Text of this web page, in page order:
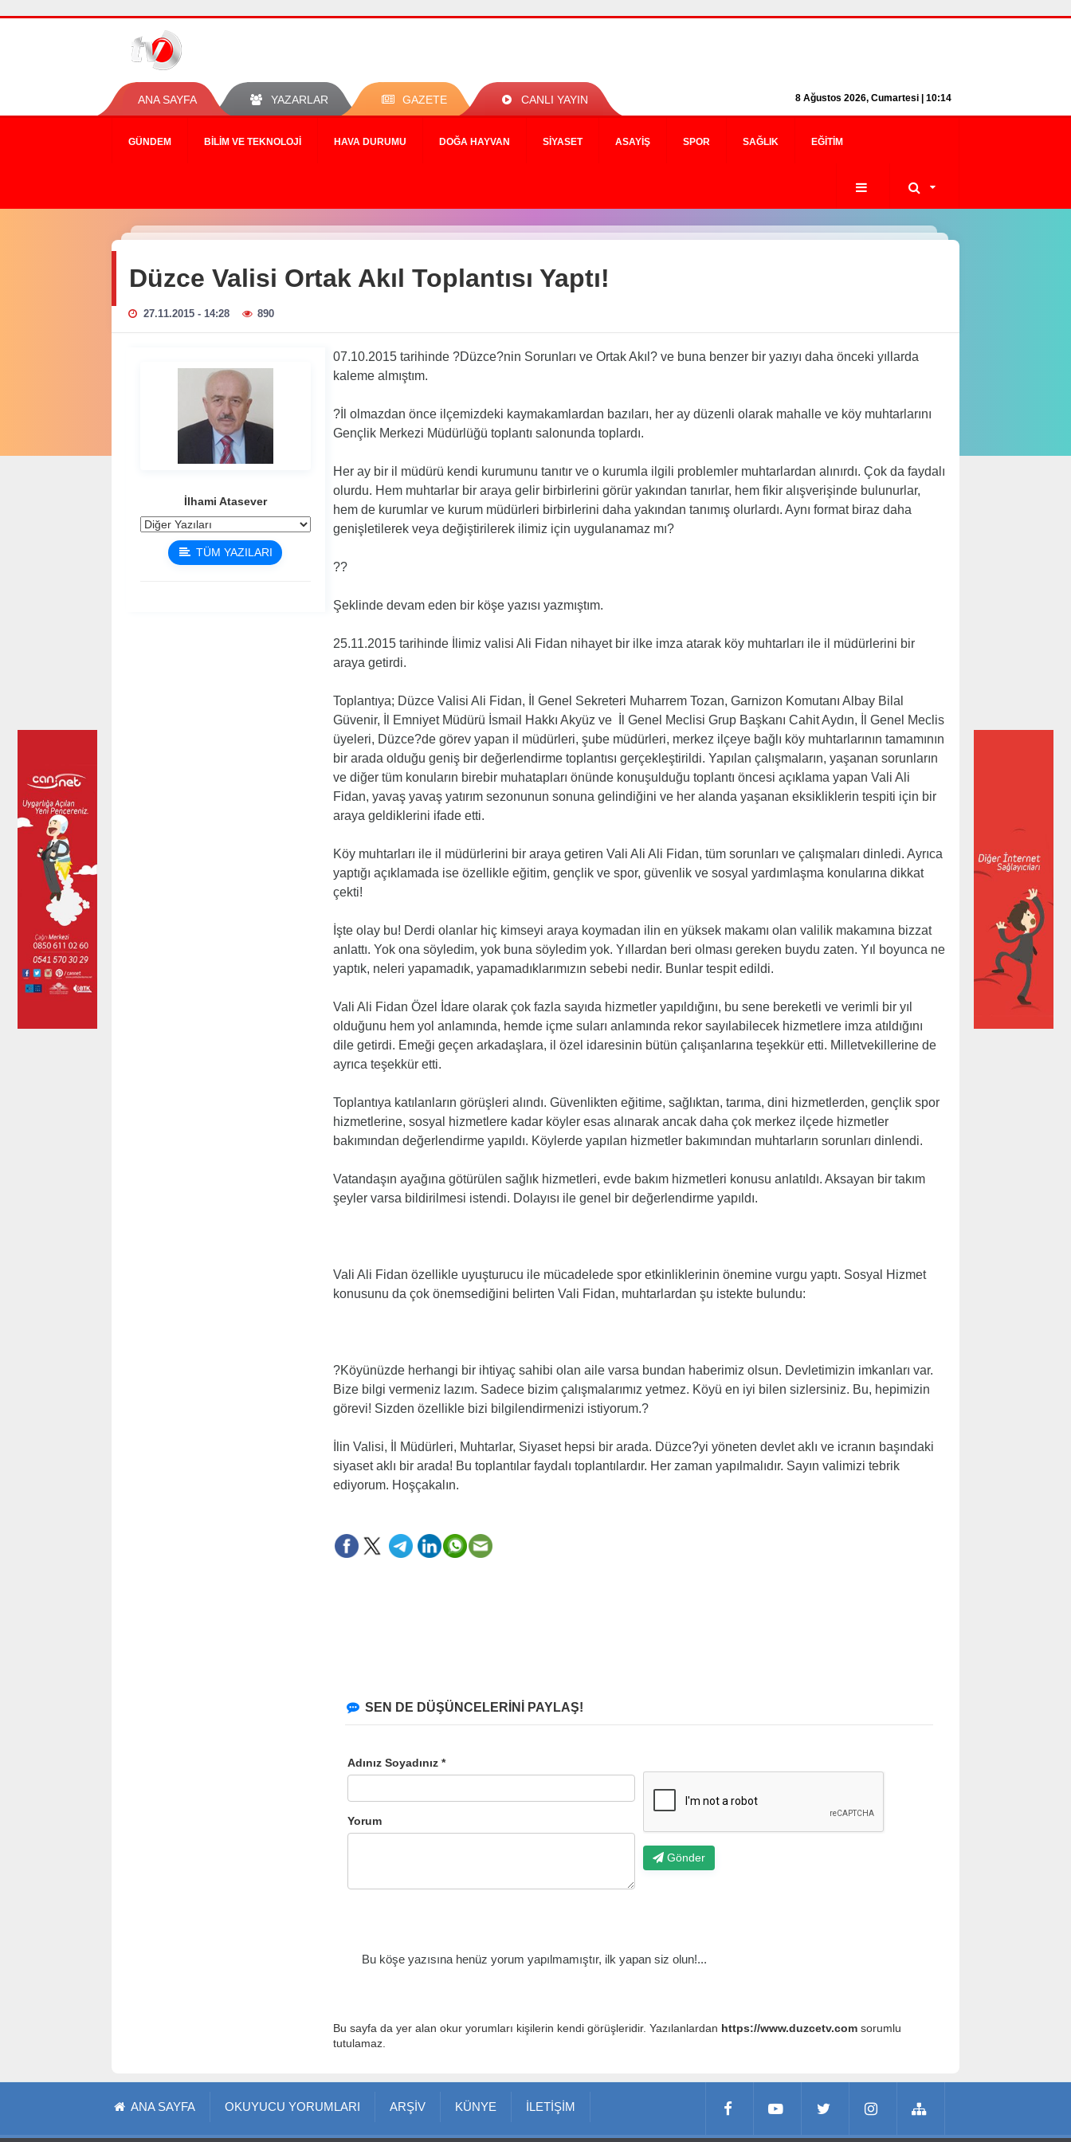
ANA SAYFA YAZARLAR GAZETE CANLI YAYIN 8 Ağustos 2026, Cumartesi | 10:14
GÜNDEM BILIM VE TEKNOLOJI HAVA DURUMU DOĞA HAYVAN SIYASET ASAYIŞ SPOR SAĞLIK EĞITIM
Düzce Valisi Ortak Akıl Toplantısı Yaptı!
27.11.2015 - 14:28 890
İlhami Atasever
TÜM YAZILARI
07.10.2015 tarihinde ?Düzce?nin Sorunları ve Ortak Akıl? ve buna benzer bir yazıyı daha önceki yıllarda
kaleme almıştım.
?İl olmazdan önce ilçemizdeki kaymakamlardan bazıları, her ay düzenli olarak mahalle ve köy muhtarlarını
Gençlik Merkezi Müdürlüğü toplantı salonunda toplardı.
Her ay bir il müdürü kendi kurumunu tanıtır ve o kurumla ilgili problemler muhtarlardan alınırdı. Çok da faydalı
olurdu. Hem muhtarlar bir araya gelir birbirlerini görür yakından tanırlar, hem fikir alışverişinde bulunurlar,
hem de kurumlar ve kurum müdürleri birbirlerini daha yakından tanımış olurlardı. Aynı format biraz daha
genişletilerek veya değiştirilerek ilimiz için uygulanamaz mı?
??
Şeklinde devam eden bir köşe yazısı yazmıştım.
25.11.2015 tarihinde İlimiz valisi Ali Fidan nihayet bir ilke imza atarak köy muhtarları ile il müdürlerini bir
araya getirdi.
Toplantıya; Düzce Valisi Ali Fidan, İl Genel Sekreteri Muharrem Tozan, Garnizon Komutanı Albay Bilal
Güvenir, İl Emniyet Müdürü İsmail Hakkı Akyüz ve İl Genel Meclisi Grup Başkanı Cahit Aydın, İl Genel Meclis
üyeleri, Düzce?de görev yapan il müdürleri, şube müdürleri, merkez ilçeye bağlı köy muhtarlarının tamamının
bir arada olduğu geniş bir değerlendirme toplantısı gerçekleştirildi. Yapılan çalışmaların, yaşanan sorunların
ve diğer tüm konuların birebir muhatapları önünde konuşulduğu toplantı öncesi açıklama yapan Vali Ali
Fidan, yavaş yavaş yatırım sezonunun sonuna gelindiğini ve her alanda yaşanan eksikliklerin tespiti için bir
araya geldiklerini ifade etti.
Köy muhtarları ile il müdürlerini bir araya getiren Vali Ali Ali Fidan, tüm sorunları ve çalışmaları dinledi. Ayrıca
yaptığı açıklamada ise özellikle eğitim, gençlik ve spor, güvenlik ve sosyal yardımlaşma konularına dikkat
çekti!
İşte olay bu! Derdi olanlar hiç kimseyi araya koymadan ilin en yüksek makamı olan valilik makamına bizzat
anlattı. Yok ona söyledim, yok buna söyledim yok. Yıllardan beri olması gereken buydu zaten. Yıl boyunca ne
yaptık, neleri yapamadık, yapamadıklarımızın sebebi nedir. Bunlar tespit edildi.
Vali Ali Fidan Özel İdare olarak çok fazla sayıda hizmetler yapıldığını, bu sene bereketli ve verimli bir yıl
olduğunu hem yol anlamında, hemde içme suları anlamında rekor sayılabilecek hizmetlere imza atıldığını
dile getirdi. Emeği geçen arkadaşlara, il özel idaresinin bütün çalışanlarına teşekkür etti. Milletvekillerine de
ayrıca teşekkür etti.
Toplantıya katılanların görüşleri alındı. Güvenlikten eğitime, sağlıktan, tarıma, dini hizmetlerden, gençlik spor
hizmetlerine, sosyal hizmetlere kadar köyler esas alınarak ancak daha çok merkez ilçede hizmetler
bakımından değerlendirme yapıldı. Köylerde yapılan hizmetler bakımından muhtarların sorunları dinlendi.
Vatandaşın ayağına götürülen sağlık hizmetleri, evde bakım hizmetleri konusu anlatıldı. Aksayan bir takım
şeyler varsa bildirilmesi istendi. Dolayısı ile genel bir değerlendirme yapıldı.
Vali Ali Fidan özellikle uyuşturucu ile mücadelede spor etkinliklerinin önemine vurgu yaptı. Sosyal Hizmet
konusunu da çok önemsediğini belirten Vali Fidan, muhtarlardan şu istekte bulundu:
?Köyünüzde herhangi bir ihtiyaç sahibi olan aile varsa bundan haberimiz olsun. Devletimizin imkanları var.
Bize bilgi vermeniz lazım. Sadece bizim çalışmalarımız yetmez. Köyü en iyi bilen sizlersiniz. Bu, hepimizin
görevi! Sizden özellikle bizi bilgilendirmenizi istiyorum.?
İlin Valisi, İl Müdürleri, Muhtarlar, Siyaset hepsi bir arada. Düzce?yi yöneten devlet aklı ve icranın başındaki
siyaset aklı bir arada! Bu toplantılar faydalı toplantılardır. Her zaman yapılmalıdır. Sayın valimizi tebrik
ediyorum. Hoşçakalın.
SEN DE DÜŞÜNCELERİNİ PAYLAŞ!
Adınız Soyadınız *
Yorum
Gönder
Bu köşe yazısına henüz yorum yapılmamıştır, ilk yapan siz olun!...
Bu sayfa da yer alan okur yorumları kişilerin kendi görüşleridir. Yazılanlardan https://www.duzcetv.comsorumlu
tutulamaz.
ANA SAYFA OKUYUCU YORUMLARI ARŞİV KÜNYE İLETİŞİM